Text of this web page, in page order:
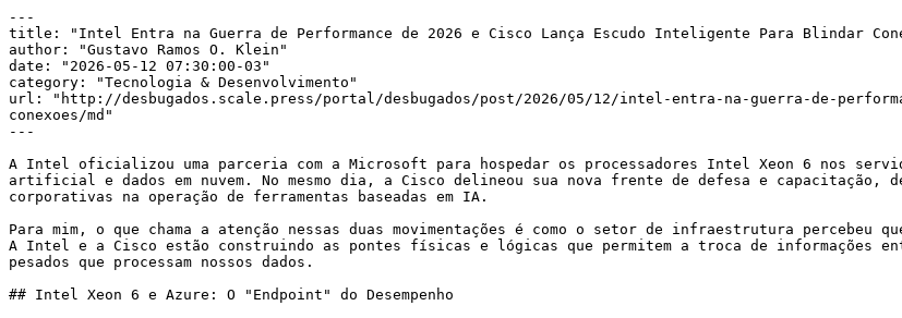
---
title: "Intel Entra na Guerra de Performance de 2026 e Cisco Lança Escudo Inteligente Para Blindar
author: "Gustavo Ramos O. Klein"
date: "2026-05-12 07:30:00-03"
category: "Tecnologia & Desenvolvimento"
url: "http://desbugados.scale.press/portal/desbugados/post/2026/05/12/intel-entra-na-guerra-de-
conexoes/md"
---
A Intel oficializou uma parceria com a Microsoft para hospedar os processadores Intel Xeon 6 nos
artificial e dados em nuvem. No mesmo dia, a Cisco delineou sua nova frente de defesa e capacitação,
corporativas na operação de ferramentas baseadas em IA.
Para mim, o que chama a atenção nessas duas movimentações é como o setor de infraestrutura
A Intel e a Cisco estão construindo as pontes físicas e lógicas que permitem a troca de informações
pesados que processam nossos dados.
## Intel Xeon 6 e Azure: O "Endpoint" do Desempenho